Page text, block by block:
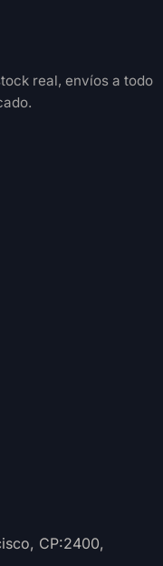
real, envíos a todo
CP:2400,